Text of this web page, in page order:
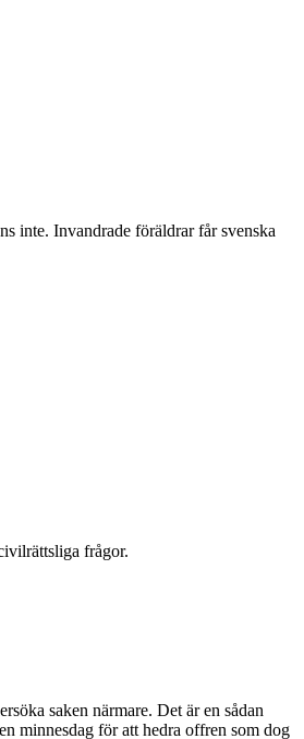
inte. Invandrade föräldrar får svenska
frågor.
saken närmare. Det är en sådan
minnesdag för att hedra offren som dog